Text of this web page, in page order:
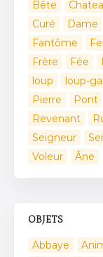
Bête
Curé
Dame
Fantôme
Frère
Fée
loup
loup-
Pierre
Pont
Revenant
Seigneur
Voleur
Âne
OBJETS
Abbaye